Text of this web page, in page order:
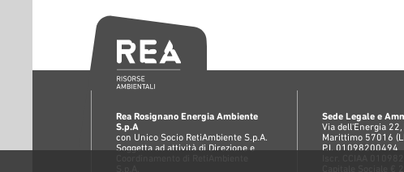
Rea Rosignano Energia Ambiente
S.p.A
con Unico Socio RetiAmbiente S.p.A.
Soggetta ad attività di Direzione e
Sede Legale e
Via dell'Energia
Marittimo 57016
P.I. 01098200494